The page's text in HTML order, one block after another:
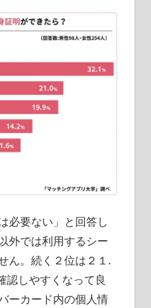
必要ない」と回答し
外では利用するシー
ん。続く２位は２１.
認しやすくなって良
ーカード内の個人情